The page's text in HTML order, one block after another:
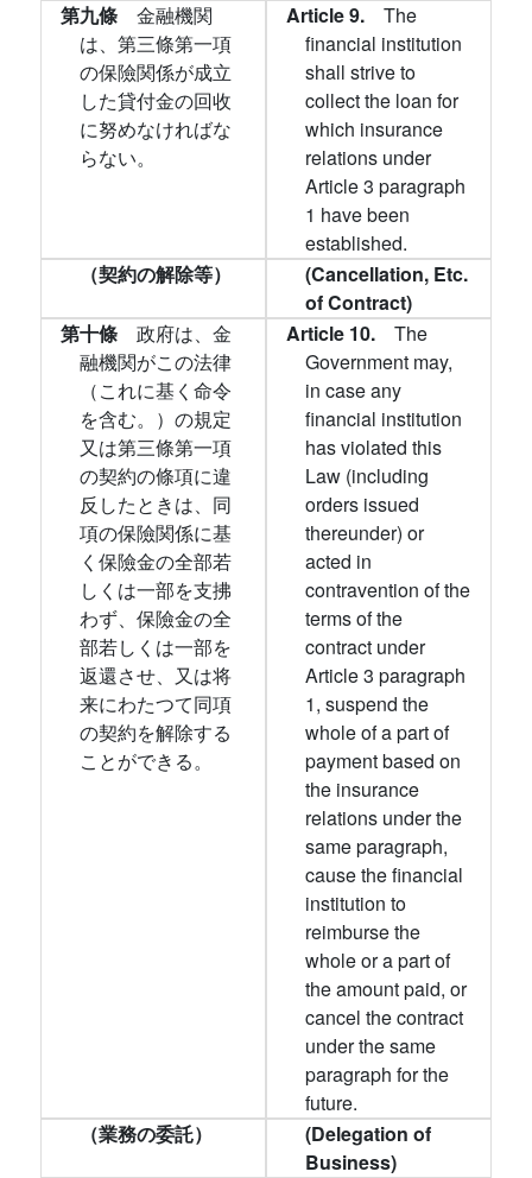
第九條 金融機関
は、第三條第一項
の保險関係が成立
した貸付金の回收
に努めなければな
らない。
Article 9. The
financial institution
shall strive to
collect the loan for
which insurance
relations under
Article 3 paragraph
1 have been
established.
（契約の解除等）
(Cancellation, Etc.
of Contract)
第十條 政府は、金
融機関がこの法律
（これに基く命令
を含む。）の規定
又は第三條第一項
の契約の條項に違
反したときは、同
項の保險関係に基
く保險金の全部若
しくは一部を支拂
わず、保險金の全
部若しくは一部を
返還させ、又は将
来にわたつて同項
の契約を解除する
ことができる。
Article 10. The
Government may,
in case any
financial institution
has violated this
Law (including
orders issued
thereunder) or
acted in
contravention of the
terms of the
contract under
Article 3 paragraph
1, suspend the
whole of a part of
payment based on
the insurance
relations under the
same paragraph,
cause the financial
institution to
reimburse the
whole or a part of
the amount paid, or
cancel the contract
under the same
paragraph for the
future.
（業務の委託）
(Delegation of
Business)